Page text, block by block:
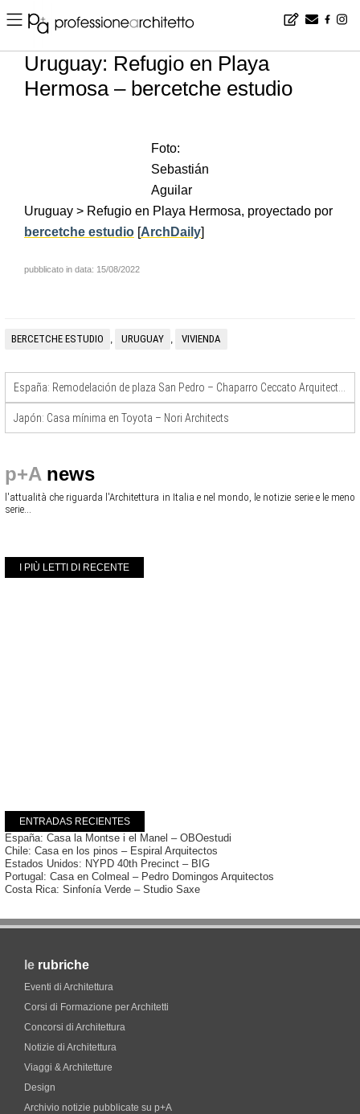
Home ▪ news ▪ es ▪ Uruguay: Refugio en Playa Hermosa – bercetche estudio
Uruguay: Refugio en Playa
Hermosa – bercetche estudio
Foto:
Sebastián
Aguilar
Uruguay > Refugio en Playa Hermosa, proyectado por
bercetche estudio [ArchDaily]
pubblicato in data: 15/08/2022
BERCETCHE ESTUDIO , URUGUAY , VIVIENDA
Japón: Casa mínima en Toyota – Nori Architects
p+A news
l'attualità che riguarda l'Architettura in Italia e nel mondo, le notizie serie e le meno
serie...
I PIÙ LETTI DI RECENTE
ENTRADAS RECIENTES
España: Casa la Montse i el Manel – OBOestudi
Chile: Casa en los pinos – Espiral Arquitectos
Estados Unidos: NYPD 40th Precinct – BIG
Portugal: Casa en Colmeal – Pedro Domingos Arquitectos
Costa Rica: Sinfonía Verde – Studio Saxe
le rubriche
Eventi di Architettura
Corsi di Formazione per Architetti
Concorsi di Architettura
Notizie di Architettura
Viaggi & Architetture
Design
Archivio notizie pubblicate su p+A